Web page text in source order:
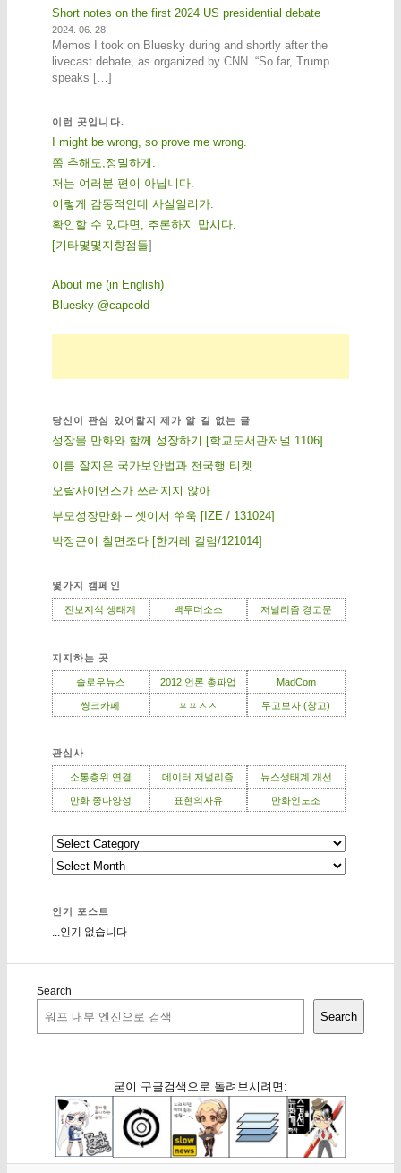
Short notes on the first 2024 US presidential debate
2024. 06. 28.
Memos I took on Bluesky during and shortly after the
livecast debate, as organized by CNN. “So far, Trump
speaks […]
이런 곳입니다.
I might be wrong, so prove me wrong.
쫌 추해도,정밀하게.
저는 여러분 편이 아닙니다.
이렇게 감동적인데 사실일리가.
확인할 수 있다면, 추론하지 맙시다.
[기 타몇 몇 지 향점 들]
About me (in English)
Bluesky @capcold
당신이 관심 있어할지 제가 알 길 없는 글
성장물 만화와 함께 성장하기 [학교도서관저널 1106]
이름 잘지은 국가보안법과 천국행 티켓
오랄사이언스가 쓰러지지 않아
부모성장만화 – 셋이서 쑤욱 [IZE / 131024]
박정근이 칠면조다 [한겨레 칼럼/121014]
몇가지 캠페인
진보지식 생태계 백투더소스 저널리즘 경고문
지지하는 곳
슬로우뉴스 2012 언론 총파업 MadCom
씽크카페 ㅍㅍㅅㅅ 두고보자 (창고)
관심사
소통층위 연결 데이터 저널리즘 뉴스생태계 개선
만화 종다양성 표현의자유 만화인노조
인기 포스트
...인기 없습니다
Search
Search
굳이 구글검색으로 돌려보시려면: